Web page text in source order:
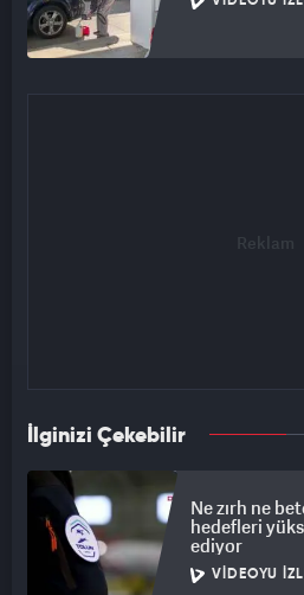
İlginizi Çekebilir
Ne zırh ne
hedefleri
ediyor
VIDEOYU